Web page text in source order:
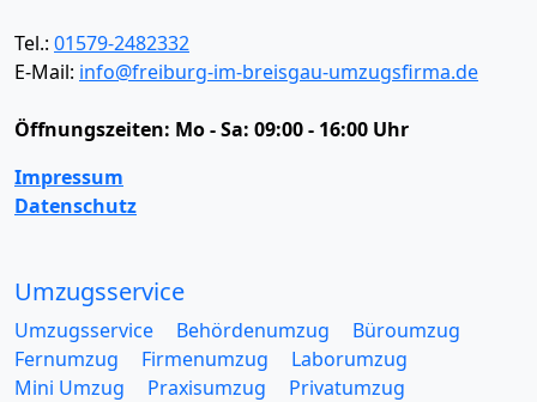
Tel.: 01579-2482332
E-Mail: info@freiburg-im-breisgau-umzugsfirma.de
Öffnungszeiten: Mo - Sa: 09:00 - 16:00 Uhr
Impressum
Datenschutz
Umzugsservice
Umzugsservice Behördenumzug
Büroumzug
Fernumzug
Firmenumzug
Laborumzug
Mini Umzug
Praxisumzug
Privatumzug